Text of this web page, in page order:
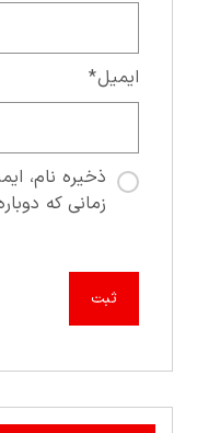
ایمیل*
ذخیره نام،
زمانی که